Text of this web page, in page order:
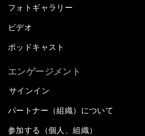
フォトギャラリー
ビデオ
ポッドキャスト
エンゲージメント
サインイン
パートナー（組織）について
参加する（個人、組織）